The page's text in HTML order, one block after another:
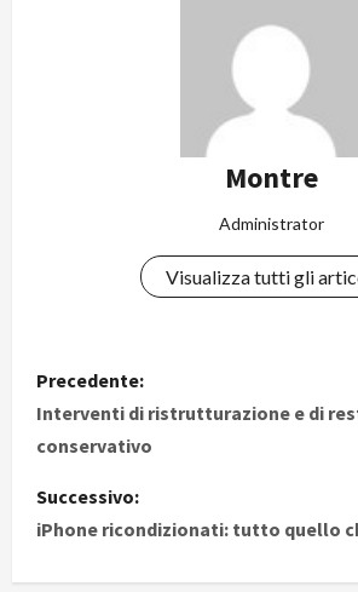
Montre
Administrator
Visualizza tutti gli
N
a
i
g
Precedente:
Interventi di ristrutturazione e di
conservativo
Successivo:
iPhone ricondizionati: tutto quello